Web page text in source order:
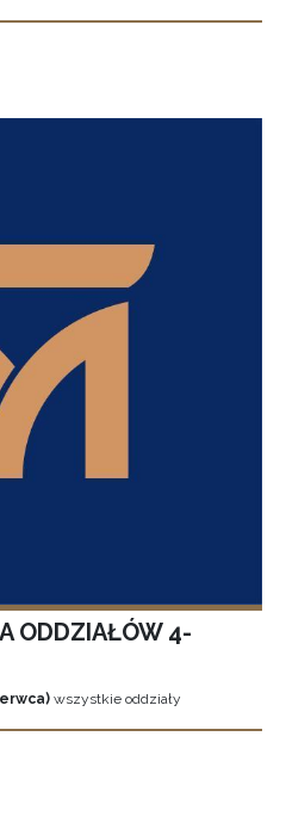
ODDZIAŁÓW 4-
wszystkie oddziały